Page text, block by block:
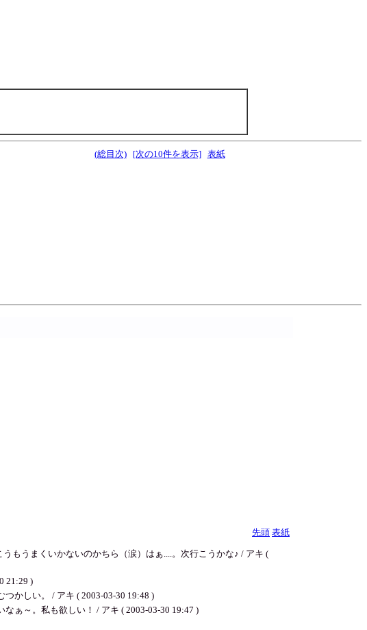
(総目次) [次の10件を表示] 表紙
先頭 表紙
もうまくいかないのかちら（涙）はぁ....。次行こうかな♪ / アキ (
21:29 )
かしい。 / アキ ( 2003-03-30 19:48 )
ぁ～。私も欲しい！ / アキ ( 2003-03-30 19:47 )